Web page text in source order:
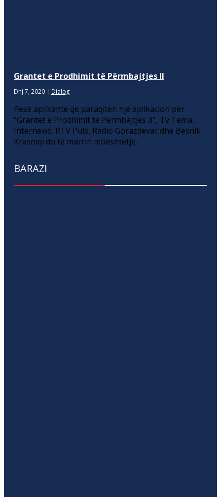
Grantet e Prodhimit të Përmbajtjes II
Dhj 7, 2020 | Dialog
Pesë aplikantë që paraqitën një aplikacion për
“Grantet e Prodhimit të Përmbajtjes II”, Tv Tema,
Internews, RTV Puls, Radio Gorazdevac dhe Besnik
Krasniqi do të marrin mbështetje.
BARAZI